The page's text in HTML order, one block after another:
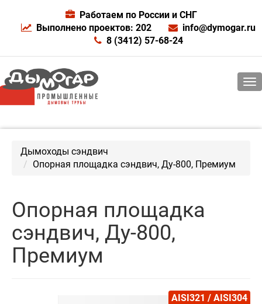
Работаем по России и СНГ
Выполнено проектов: 202
info@dymogar.ru
8 (3412) 57-68-24
Дымоходы сэндвич
Опорная площадка сэндвич, Ду-800, Премиум
Опорная площадка
сэндвич, Ду-800,
Премиум
AISI321 / AISI304